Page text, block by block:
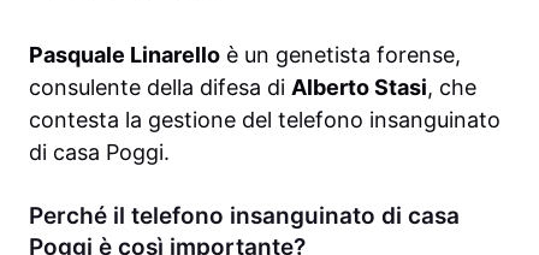
Pasquale Linarello è un genetista forense,
consulente della difesa di Alberto Stasi, che
contesta la gestione del telefono insanguinato
di casa Poggi.
Perché il telefono insanguinato di casa
Poggi è così importante?